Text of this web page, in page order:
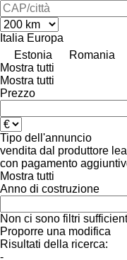
Italia Europa
Estonia
Romania
Mostra tutti
Mostra tutti
Prezzo
Tipo dell'annuncio
vendita dal produttore
con pagamento
Mostra tutti
Anno di costruzione
Non ci sono filtri
Proporre una modifica
Risultati della ricerca:
-